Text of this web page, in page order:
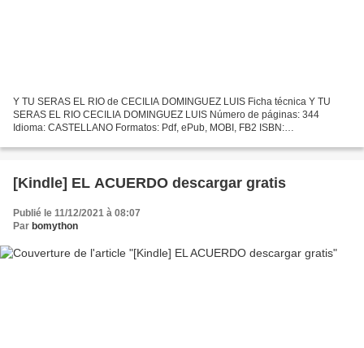
Y TU SERAS EL RIO de CECILIA DOMINGUEZ LUIS Ficha técnica Y TU
SERAS EL RIO CECILIA DOMINGUEZ LUIS Número de páginas: 344
Idioma: CASTELLANO Formatos: Pdf, ePub, MOBI, FB2 ISBN:
Descargar...
[Kindle] EL ACUERDO descargar gratis
Publié le 11/12/2021 à 08:07
Par bomython